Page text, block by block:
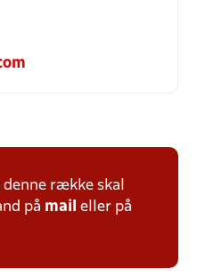
række skal
på mail eller på